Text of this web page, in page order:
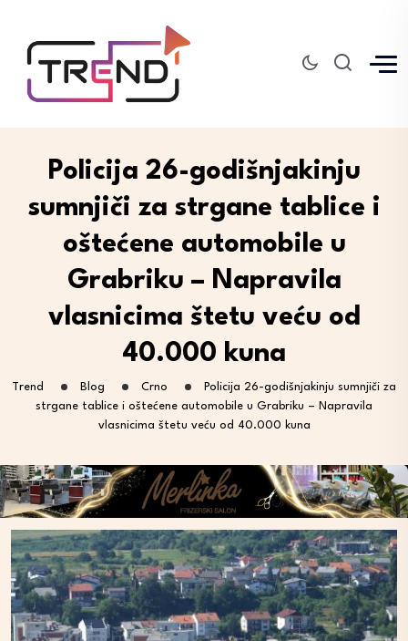
Policija 26-godišnjakinju
sumnjiči za strgane tablice i
oštećene automobile u
Grabriku – Napravila
vlasnicima štetu veću od
40.000 kuna
Trend Blog Crno
Policija 26-godišnjakinju sumnjiči za
strgane tablice i oštećene automobile u Grabriku – Napravila
vlasnicima štetu veću od 40.000 kuna